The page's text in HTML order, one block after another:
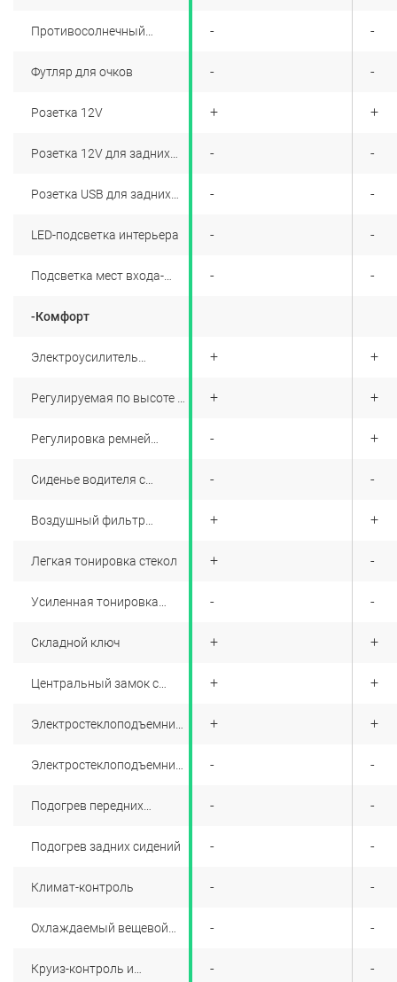
Противосолнечный
Футляр для очков
Розетка 12V
Розетка 12V для задних
Розетка USB для задних
LED-подсветка интерьера
Подсветка мест входа-
-Комфорт
Электроусилитель
Регулируемая по высоте и
Регулировка ремней
Сиденье водителя с
Воздушный фильтр
Легкая тонировка стекол
Усиленная тонировка
Складной ключ
Центральный замок с
Электростеклоподъемники
Электростеклоподъемники
Подогрев передних
Подогрев задних сидений
Климат-контроль
Охлаждаемый вещевой
Круиз-контроль и
+
+
+
+
+
+
+
+
+
+
+
+
+
+
+
+
+
+
+
+
+
+
+
-
-
+
-
-
-
-
+
+
-
-
+
+
-
+
+
+
-
-
-
-
-
-
-
-
+
-
-
-
-
+
+
+
-
+
-
-
+
+
+
-
-
-
-
-
-